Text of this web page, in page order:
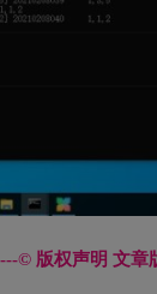
© 版权声明 文章